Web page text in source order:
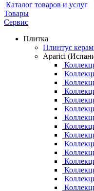
Каталог товаров и услуг
Товары
Сервис
Плитка
Плинтус
Aparici